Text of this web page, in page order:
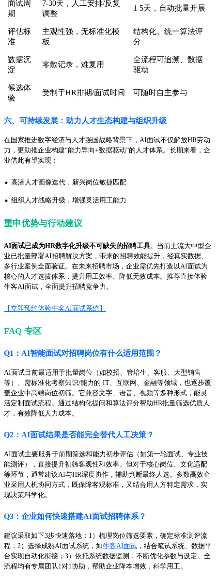
面试周
期
7-30天，人工安排/反复
调整
1-5天，自动批量开展
评估标
准
主观性强，无标准化模
板
结构化、统一算法评
分
数据沉
淀
零散记录，难复用
全流程可追溯、数据
驱动
候选体
验
受制于HR排期/面试时间 可随时自主参与
六、可持续发展：助力人才生态构建与组织升级
在国家推进数字经济与人才强国战略背景下，AI面试不仅解放HR劳动
力，更助推企业构建“能力导向+数据驱动”的人才体系。长期来看，企
业借此有望实现：
· 高潜人才画像迭代，新兴岗位敏捷匹配
· 组织人才战略升级，增强灵活用工能力
重申优势与行动建议
AI面试已成为HR数字化升级不可缺失的招聘工具。当前主流大中型企
业已批量部署AI招聘解决方案，带来的招聘效能提升，经真实数据、
多行业案例全面验证。在未来招聘市场，企业需优先打造以AI面试为
核心的人才选拔体系，提升用工效率、降低无效成本。推荐直接体验
牛客AI面试，全面提升招聘竞争力。
【立即预约体验牛客AI面试系统】
FAQ 专区
Q1：AI智能面试对招聘岗位有什么适用范围？
AI面试目前最适用于批量岗位（如校招、管培生、客服、大型销售
等）、需标准化考察知识/能力的 IT、互联网、金融等领域，也逐步覆
盖企业中高端岗位初筛。它兼容文字、语音、视频等多种形式，能灵
活定制面试流程。通过结构化提问和算法评分帮助HR批量筛选优质人
才，有效降低人力成本。
Q2：AI面试结果是否能完全替代人工决策？
AI面试主要服务于前期筛选和能力初步评估（如第一轮面试、专业技
能测评），直接提升初筛客观性和效率。但对于核心岗位、文化适配
等环节，通常建议AI与HR深度协作，辅助判断最终人选。多数高效企
业采用人机协同方式，既保障客观标准，又结合用人方特定需求，实
现决策科学化。
Q3：企业如何快速搭建AI面试招聘体系？
建议采取如下3步快速落地：1）梳理岗位筛选要素，确定标准测评流
程；2）选择成熟AI面试系统，如牛客AI面试 ，结合笔试系统、数据平
台实现自动化衔接；3）依托系统数据监测，不断优化参数与设定。全
流程均有专属团队1对1协助，帮助企业降本增效，科学用工。